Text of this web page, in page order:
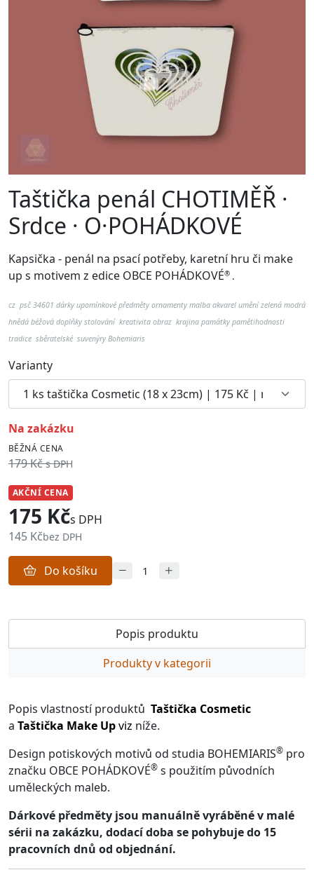
Taštička penál CHOTIMĚŘ ·
Srdce · O·POHÁDKOVÉ
Kapsička - penál na psací potřeby, karetní hru či make
up s motivem z edice OBCE POHÁDKOVÉ® .
cz psč 34601 dárky upomínkové předměty ornamenty malba akvarel umění zelená modrá
hnědá béžová doplňky stolování kreativita obraz krajina památky pamětihodnosti
tradice sběratelské suvenýry Bohemiaris
Varianty
na zakázku
BĚŽNÁ CENA
179 Kč s DPH
AKČNÍ CENA
175 Kčs DPH
145 Kčbez DPH
Do košíku
Popis produktu
Produkty v kategorii
Popis vlastností produktů Taštička Cosmetic
a Taštička Make Upviz níže.
Design potiskových motivů od studia BOHEMIARIS® pro
značku OBCE POHÁDKOVÉ® s použitím původních
uměleckých maleb.
Dárkové předměty jsou manuálně vyráběné v malé
sérii na zakázku, dodací doba se pohybuje do 15
pracovních dnů od objednání.